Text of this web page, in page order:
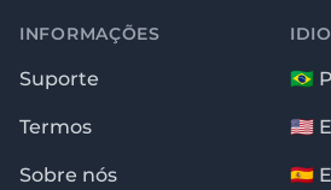
INFORMAÇÕES
Suporte
Termos
Sobre nós
🇧🇷
🇺🇸
🇪🇸